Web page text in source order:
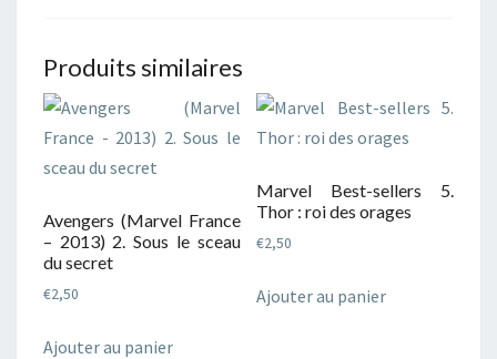
Produits similaires
Avengers (Marvel France
– 2013) 2. Sous le sceau
du secret
€2,50
Ajouter au panier
Marvel Best-sellers 5.
Thor : roi des orages
€2,50
Ajouter au panier